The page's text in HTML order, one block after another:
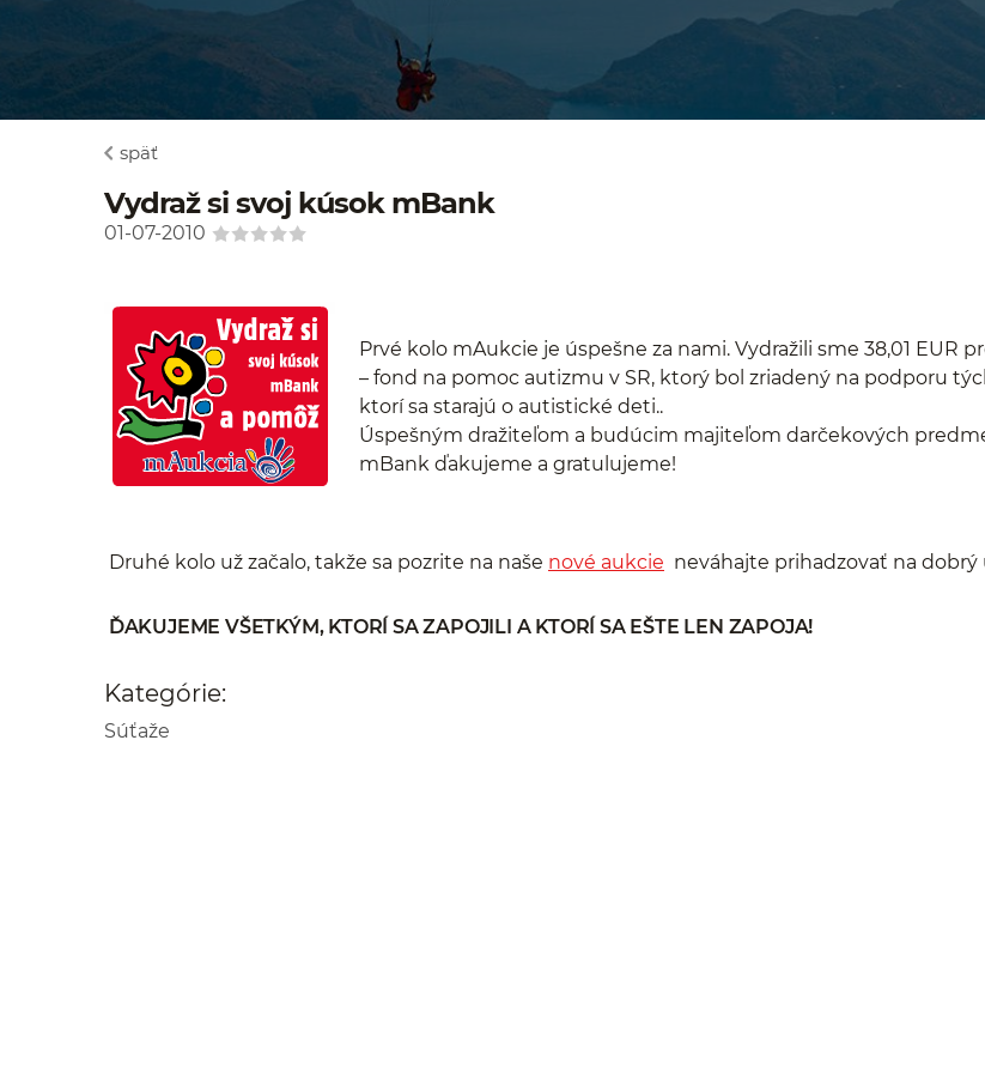
späť
Vydraž si svoj kúsok mBank
01-07-2010
Prvé kolo mAukcie je úspešne za nami. Vydražili sme 38,01 EUR
– fond na pomoc autizmu v SR, ktorý bol zriadený na podporu
ktorí sa starajú o autistické deti..
Úspešným dražiteľom a budúcim majiteľom darčekových
mBank ďakujeme a gratulujeme!
Druhé kolo už začalo, takže sa pozrite na naše nové aukcie neváhajte prihadzovať na dobrý
ĎAKUJEME VŠETKÝM, KTORÍ SA ZAPOJILI A KTORÍ SA EŠTE LEN ZAPOJA!
Kategórie:
Súťaže